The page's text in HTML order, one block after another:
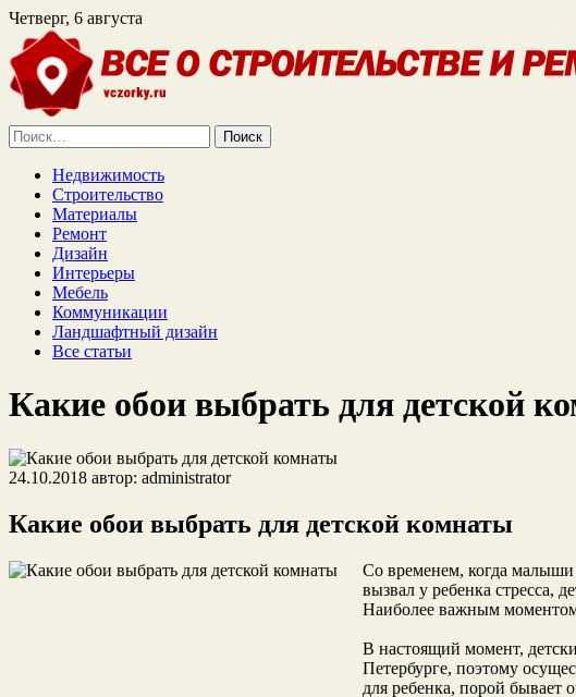
Четверг, 6 августа
Найти:
Недвижимость
Строительство
Материалы
Ремонт
Дизайн
Интерьеры
Мебель
Коммуникации
Ландшафтный дизайн
Все статьи
Какие обои выбрать для детской
24.10.2018 автор: administrator
Какие обои выбрать для детской комнаты
Со временем, когда малыши
вызвал у ребенка стресса,
Наиболее важным
В настоящий момент,
Петербурге, поэтому
для ребенка, порой бывает